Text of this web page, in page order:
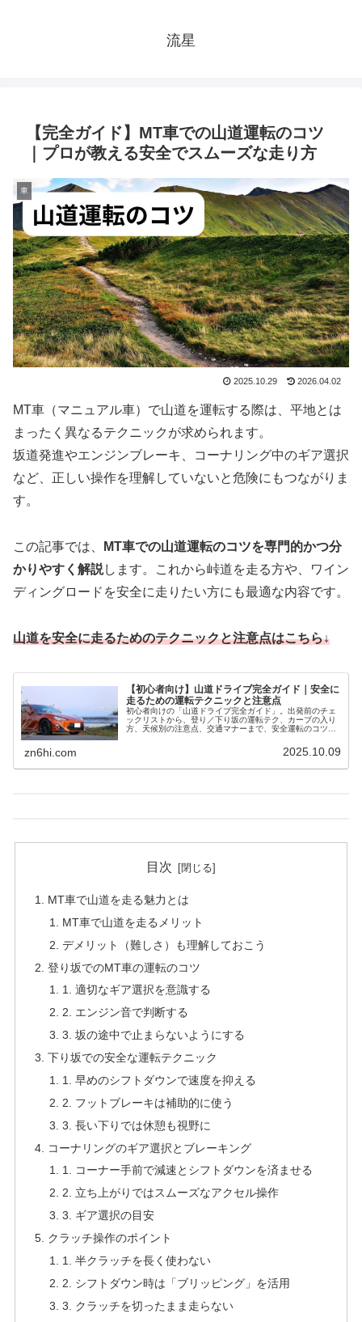
流星
【完全ガイド】MT車での山道運転のコツ
｜プロが教える安全でスムーズな走り方
車
2025.10.29 2026.04.02
MT車（マニュアル車）で山道を運転する際は、平地とは
まったく異なるテクニックが求められます。
坂道発進やエンジンブレーキ、コーナリング中のギア選択
など、正しい操作を理解していないと危険にもつながりま
す。
この記事では、
MT車での山道運転のコツを専門的かつ分
かりやすく解説します。これから峠道を走る方や、ワイン
ディングロードを安全に走りたい方にも最適な内容です。
山道を安全に走るためのテクニックと注意点はこちら↓
【初心者向け】山道ドライブ完全ガイド｜安全に
走るための運転テクニックと注意点
初心者向けの「山道ドライブ完全ガイド」。出発前のチェ
ックリストから、登り／下り坂の運転テク、カーブの入り
方、天候別の注意点、交通マナーまで、安全運転のコツを
zn6hi.com 2025.10.09
目次
MT車で山道を走る魅力とは
MT車で山道を走るメリット
デメリット（難しさ）も理解しておこう
登り坂でのMT車の運転のコツ
1. 適切なギア選択を意識する
2. エンジン音で判断する
3. 坂の途中で止まらないようにする
下り坂での安全な運転テクニック
1. 早めのシフトダウンで速度を抑える
2. フットブレーキは補助的に使う
3. 長い下りでは休憩も視野に
コーナリングのギア選択とブレーキング
1. コーナー手前で減速とシフトダウンを済ませる
2. 立ち上がりではスムーズなアクセル操作
3. ギア選択の目安
クラッチ操作のポイント
1. 半クラッチを長く使わない
2. シフトダウン時は「ブリッピング」を活用
3. クラッチを切ったまま走らない